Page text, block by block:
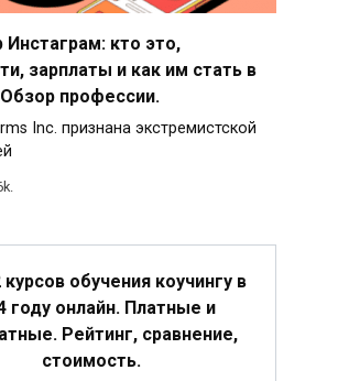
кто это,
зарплаты и как им стать в
Обзор профессии.
Inc. признана экстремистской
обучения коучингу в
году онлайн. Платные и
Рейтинг, сравнение,
стоимость.